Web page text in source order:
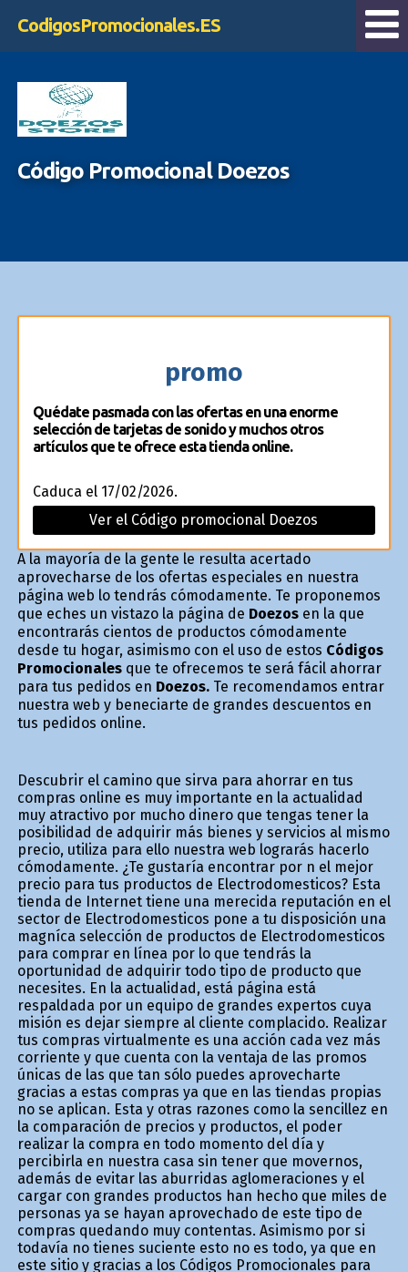
CodigosPromocionales.ES
Código Promocional Doezos
promo
Quédate pasmada con las ofertas en una enorme
selección de tarjetas de sonido y muchos otros
artículos que te ofrece esta tienda online.
Caduca el 17/02/2026.
Ver el Código promocional Doezos
A la mayoría de la gente le resulta acertado
aprovecharse de los ofertas especiales en nuestra
página web lo tendrás cómodamente. Te proponemos
que eches un vistazo la página de Doezosen la que
encontrarás cientos de productos cómodamente
desde tu hogar, asimismo con el uso de estos Códigos
Promocionalesque te ofrecemos te será fácil ahorrar
para tus pedidos en Doezos.Te recomendamos entrar
nuestra web y beneficiarte de grandes descuentos en
tus pedidos online.
Descubrir el camino que sirva para ahorrar en tus
compras online es muy importante en la actualidad
muy atractivo por mucho dinero que tengas tener la
posibilidad de adquirir más bienes y servicios al mismo
precio, utiliza para ello nuestra web lograrás hacerlo
cómodamente. ¿Te gustaría encontrar por fin el mejor
precio para tus productos de Electrodomesticos? Esta
tienda de Internet tiene una merecida reputación en el
sector de Electrodomesticos pone a tu disposición una
magnífica selección de productos de Electrodomesticos
para comprar en línea por lo que tendrás la
oportunidad de adquirir todo tipo de producto que
necesites. En la actualidad, está página está
respaldada por un equipo de grandes expertos cuya
misión es dejar siempre al cliente complacido. Realizar
tus compras virtualmente es una acción cada vez más
corriente y que cuenta con la ventaja de las promos
únicas de las que tan sólo puedes aprovecharte
gracias a estas compras ya que en las tiendas propias
no se aplican. Esta y otras razones como la sencillez en
la comparación de precios y productos, el poder
realizar la compra en todo momento del día y
percibirla en nuestra casa sin tener que movernos,
además de evitar las aburridas aglomeraciones y el
cargar con grandes productos han hecho que miles de
personas ya se hayan aprovechado de este tipo de
compras quedando muy contentas. Asimismo por si
todavía no tienes suficiente esto no es todo, ya que en
este sitio y gracias a los Códigos Promocionales para